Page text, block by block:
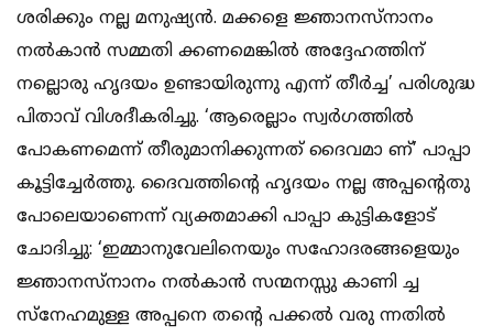
ശരിക്കും നല്ല മനുഷ്യന്‍. മക്കളെ ജ്ഞാനസ്നാനം
നല്‍കാന്‍ സമ്മതി ക്കണമെങ്കില്‍ അദ്ദേഹത്തിന്
നല്ലൊരു ഹൃദയം ഉണ്ടായിരുന്നു എന്ന് തീര്‍ച്ച’ പരിശുദ്ധ
പിതാവ് വിശദീകരിച്ചു. ‘ആരെല്ലാം സ്വര്‍ഗത്തില്‍
പോകണമെന്ന് തീരുമാനിക്കുന്നത് ദൈവമാ ണ്’ പാപ്പാ
കൂട്ടിച്ചേര്‍ത്തു. ദൈവത്തിന്റെ ഹൃദയം നല്ല അപ്പന്റെതു
പോലെയാണെന്ന് വ്യക്തമാക്കി പാപ്പാ കുട്ടികളോട്
ചോദിച്ചു: ‘ഇമ്മാനുവേലിനെയും സഹോദരങ്ങളെയും
ജ്ഞാനസ്നാനം നല്‍കാന്‍ സന്മനസ്സു കാണി ച്ച
സ്നേഹമുള്ള അപ്പനെ തന്റെ പക്കല്‍ വരു ന്നതില്‍